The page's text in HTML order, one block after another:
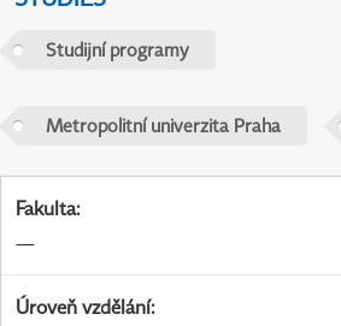
Studijní programy
Metropolitní univerzita Praha
Fakulta:
—
Úroveň vzdělání: